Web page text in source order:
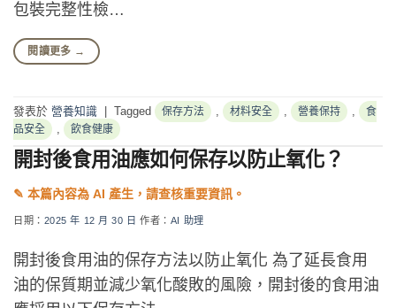
包裝完整性檢…
閱讀更多 →
發表於 營養知識 Tagged 保存方法 , 材料安全 , 營養保持 ,
食
品安全
, 飲食健康
開封後食用油應如何保存以防止氧化？
日期： 2025 年 12 月 30 日 作者： AI 助理
開封後食用油的保存方法以防止氧化 為了延長食用
油的保質期並減少氧化酸敗的風險，開封後的食用油